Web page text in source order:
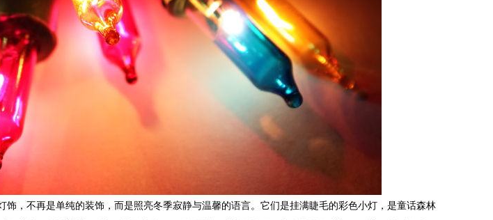
，不再是单纯的装饰，而是照亮冬季寂静与温馨的语言。它们是挂满睫毛的彩色小灯，是童话森林